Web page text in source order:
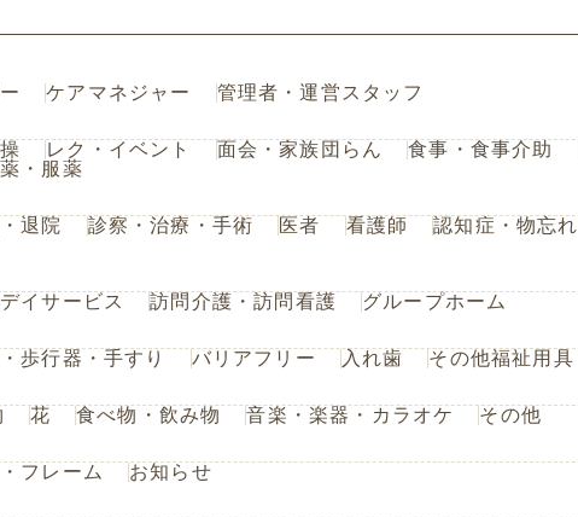
ケアマネジャー 管理者・運営スタッフ
レク・イベント 面会・家族団らん
食事・食事介助
薬・服薬
退院 診察・治療・手術 医者 看護師
認知症・物忘れ
デイサービス 訪問介護・訪問看護 グループホーム
歩行器・手すり バリアフリー 入れ歯 その他福祉用具
花 食べ物・飲み物 音楽・楽器・カラオケ その他
フレーム お知らせ